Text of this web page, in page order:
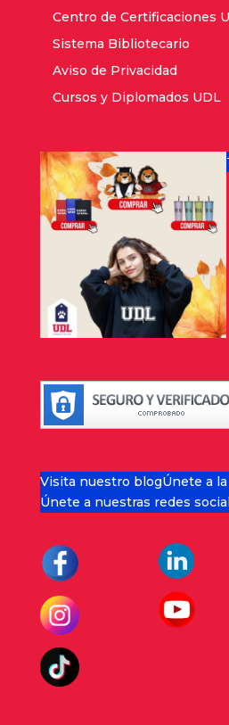
Centro de Certificaciones
Sistema Bibliotecario
Aviso de Privacidad
Cursos y Diplomados UDL
Visita nuestro blogÚnete a
Únete a nuestras redes